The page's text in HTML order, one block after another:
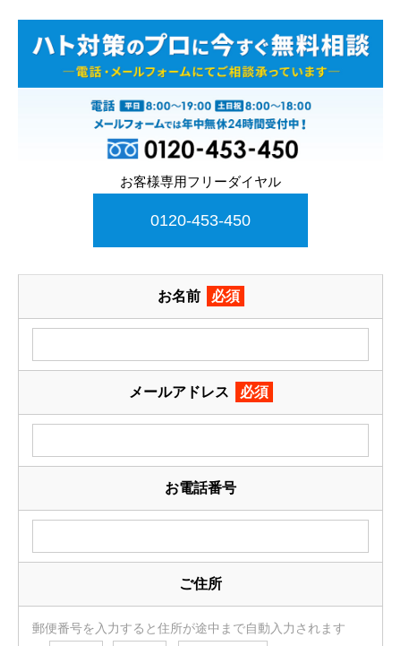
お客様専用フリーダイヤル
0120-453-450
お名前 必須
メールアドレス 必須
お電話番号
ご住所
郵便番号を入力すると住所が途中まで自動入力されます